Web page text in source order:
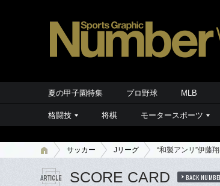
夏の甲子園特集 プロ野球 MLB
格闘技 将棋 モータースポーツ
サッカー Jリーグ “和製アンリ”伊藤
SCORE CARD BACK